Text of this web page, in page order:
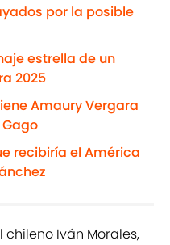
por la posible
estrella de un
2025
Amaury Vergara
recibiría el América
chileno Iván Morales,